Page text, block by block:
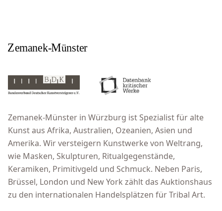
Zemanek-Münster in Würzburg ist Spezialist für alte
Kunst aus Afrika, Australien, Ozeanien, Asien und
Amerika. Wir versteigern Kunstwerke von Weltrang,
wie Masken, Skulpturen, Ritualgegenstände,
Keramiken, Primitivgeld und Schmuck. Neben Paris,
Brüssel, London und New York zählt das Auktionshaus
zu den internationalen Handelsplätzen für Tribal Art.